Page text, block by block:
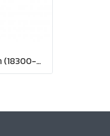
Gardena หัวฉีดน้ำ (18300-20)